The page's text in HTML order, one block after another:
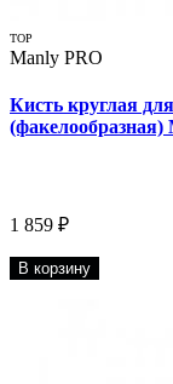
TOP
Manly PRO
Кисть круглая
(факелообразная)
1 859 ₽
В корзину